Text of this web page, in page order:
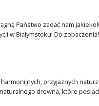
Państwo zadać nam
w Białymstoku! Do zobaczenia!
przyjaznych
drewna, które